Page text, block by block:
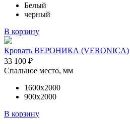
Белый
черный
В корзину
Кровать ВЕРОНИКА (VERONICA)
33 100 ₽
Спальное место, мм
1600х2000
900х2000
В корзину